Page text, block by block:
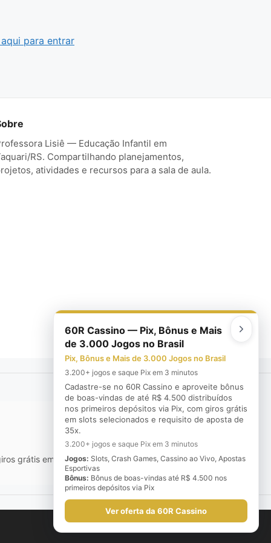
para entrar
Lisiê — Educação Infantil em
RS. Compartilhando planejamentos,
atividades e recursos para a sala de aula.
grátis em slots selecionados e requisito de aposta de 35x.
60R Cassino — Pix, Bônus e Mais
de 3.000 Jogos no Brasil
Pix, Bônus e Mais de 3.000 Jogos no Brasil
3.200+ jogos e saque Pix em 3 minutos
Cadastre-se no 60R Cassino e aproveite bônus
de boas-vindas de até R$ 4.500 distribuídos
nos primeiros depósitos via Pix, com giros grátis
em slots selecionados e requisito de aposta de
35x.
3.200+ jogos e saque Pix em 3 minutos
Jogos: Slots, Crash Games, Cassino ao Vivo, Apostas
Esportivas
Bônus: Bônus de boas-vindas até R$ 4.500 nos
primeiros depósitos via Pix
Ver oferta da 60R Cassino